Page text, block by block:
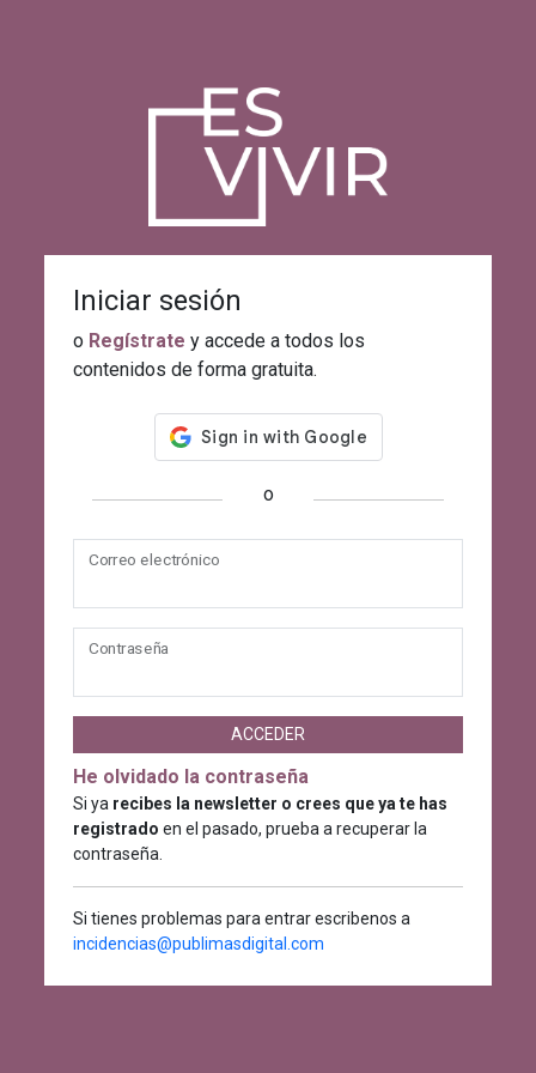
Iniciar sesión
o Regístrate y accede a todos los
contenidos de forma gratuita.
o
Correo electrónico
Contraseña
ACCEDER
He olvidado la contraseña
Si ya recibes la newsletter o crees que ya te has
registrado en el pasado, prueba a recuperar la
contraseña.
Si tienes problemas para entrar escribenos a
incidencias@publimasdigital.com